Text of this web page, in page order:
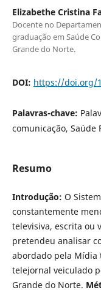
Elizabethe Cristina
Docente no
graduação em Saúde
Grande do Norte.
DOI: https://doi.org/
Palavras-chave:
comunicação, Saúde
Resumo
Introdução: O
constantemente
televisiva, escrita ou
pretendeu analisar
abordado pela Mídia
telejornal veiculado
Grande do Norte.